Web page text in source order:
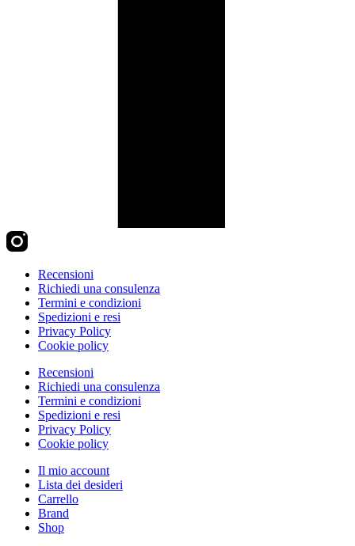
Recensioni
Richiedi una consulenza
Termini e condizioni
Spedizioni e resi
Privacy Policy
Cookie policy
Recensioni
Richiedi una consulenza
Termini e condizioni
Spedizioni e resi
Privacy Policy
Cookie policy
Il mio account
Lista dei desideri
Carrello
Brand
Shop